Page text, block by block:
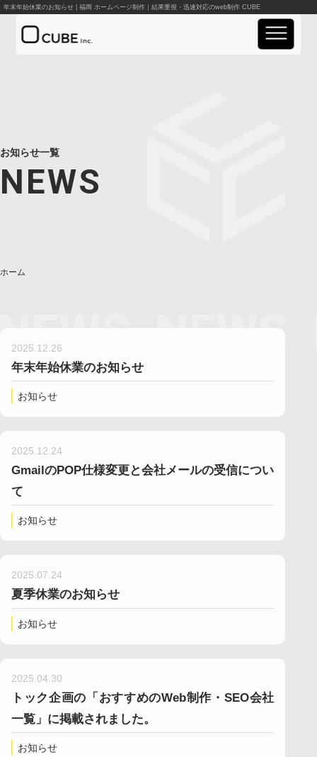
年末年始休業のお知らせ | 福岡 ホームページ制作｜結果重視・迅速対応のweb制作 CUBE
お知らせ一覧
NEWS
ホーム
2025.12.26
年末年始休業のお知らせ
お知らせ
2025.12.24
GmailのPOP仕様変更と会社メールの受信につい
て
お知らせ
2025.07.24
夏季休業のお知らせ
お知らせ
2025.04.30
トック企画の「おすすめのWeb制作・SEO会社
一覧」に掲載されました。
お知らせ